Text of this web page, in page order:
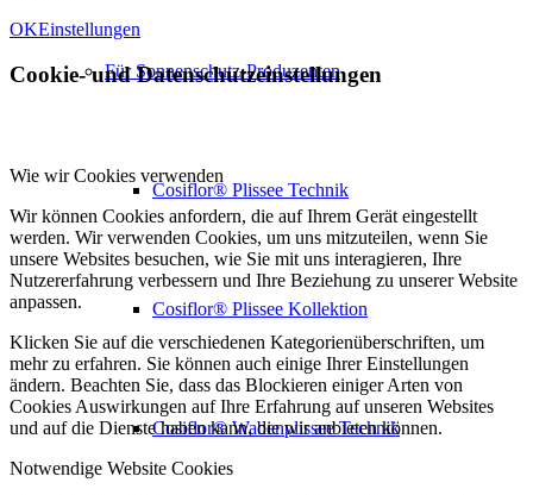
Für Sonnenschutz-Produzenten
Cosiflor® Plissee Technik
Cosiflor® Plissee Kollektion
Cosiflor® Wabenplissee Technik
OKEinstellungen
Cookie- und Datenschutzeinstellungen
Wie wir Cookies verwenden
Wir können Cookies anfordern, die auf Ihrem Gerät eingestellt
werden. Wir verwenden Cookies, um uns mitzuteilen, wenn Sie
unsere Websites besuchen, wie Sie mit uns interagieren, Ihre
Nutzererfahrung verbessern und Ihre Beziehung zu unserer Website
anpassen.
Klicken Sie auf die verschiedenen Kategorienüberschriften, um
mehr zu erfahren. Sie können auch einige Ihrer Einstellungen
ändern. Beachten Sie, dass das Blockieren einiger Arten von
Cookies Auswirkungen auf Ihre Erfahrung auf unseren Websites
und auf die Dienste haben kann, die wir anbieten können.
Notwendige Website Cookies